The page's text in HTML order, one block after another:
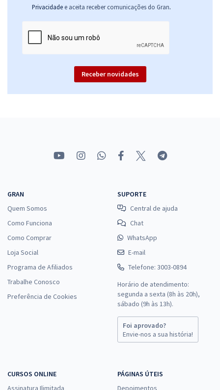
Privacidade e aceita receber comunicações do Gran.
Receber novidades
GRAN
Quem Somos
Como Funciona
Como Comprar
Loja Social
Programa de Afiliados
Trabalhe Conosco
Preferência de Cookies
SUPORTE
Central de ajuda
Chat
WhatsApp
E-mail
Telefone: 3003-0894
Horário de atendimento:
segunda a sexta (8h às 20h),
sábado (9h às 13h).
Foi aprovado?
Envie-nos a sua história!
CURSOS ONLINE
Assinatura Ilimitada
PÁGINAS ÚTEIS
Depoimentos